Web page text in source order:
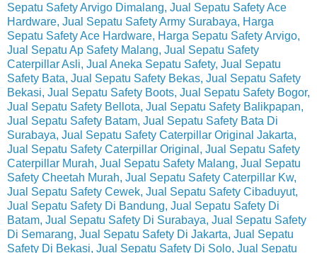
Sepatu Safety Arvigo Dimalang, Jual Sepatu Safety Ace
Hardware, Jual Sepatu Safety Army Surabaya, Harga
Sepatu Safety Ace Hardware, Harga Sepatu Safety Arvigo,
Jual Sepatu Ap Safety Malang, Jual Sepatu Safety
Caterpillar Asli, Jual Aneka Sepatu Safety, Jual Sepatu
Safety Bata, Jual Sepatu Safety Bekas, Jual Sepatu Safety
Bekasi, Jual Sepatu Safety Boots, Jual Sepatu Safety Bogor,
Jual Sepatu Safety Bellota, Jual Sepatu Safety Balikpapan,
Jual Sepatu Safety Batam, Jual Sepatu Safety Bata Di
Surabaya, Jual Sepatu Safety Caterpillar Original Jakarta,
Jual Sepatu Safety Caterpillar Original, Jual Sepatu Safety
Caterpillar Murah, Jual Sepatu Safety Malang, Jual Sepatu
Safety Cheetah Murah, Jual Sepatu Safety Caterpillar Kw,
Jual Sepatu Safety Cewek, Jual Sepatu Safety Cibaduyut,
Jual Sepatu Safety Di Bandung, Jual Sepatu Safety Di
Batam, Jual Sepatu Safety Di Surabaya, Jual Sepatu Safety
Di Semarang, Jual Sepatu Safety Di Jakarta, Jual Sepatu
Safety Di Bekasi, Jual Sepatu Safety Di Solo, Jual Sepatu